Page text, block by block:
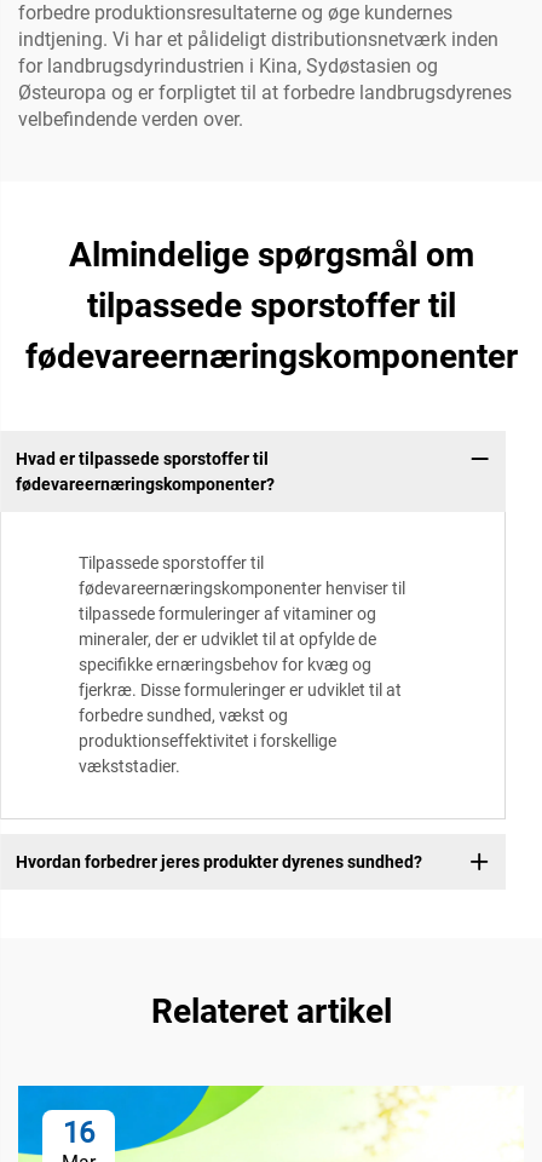
forbedre produktionsresultaterne og øge kundernes
indtjening. Vi har et pålideligt distributionsnetværk inden
for landbrugsdyrindustrien i Kina, Sydøstasien og
Østeuropa og er forpligtet til at forbedre landbrugsdyrenes
velbefindende verden over.
Almindelige spørgsmål om
tilpassede sporstoffer til
fødevareernæringskomponenter
Hvad er tilpassede sporstoffer til
fødevareernæringskomponenter?
Tilpassede sporstoffer til
fødevareernæringskomponenter henviser til
tilpassede formuleringer af vitaminer og
mineraler, der er udviklet til at opfylde de
specifikke ernæringsbehov for kvæg og
fjerkræ. Disse formuleringer er udviklet til at
forbedre sundhed, vækst og
produktionseffektivitet i forskellige
vækststadier.
Hvordan forbedrer jeres produkter dyrenes sundhed?
Relateret artikel
16